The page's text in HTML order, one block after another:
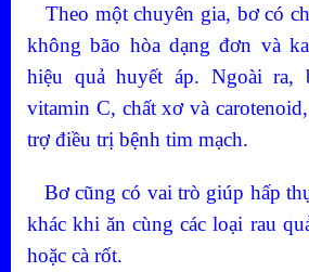
Theo một chuyên gia, bơ có
không bão hòa dạng đơn và
hiệu quả huyết áp. Ngoài ra,
vitamin C, chất xơ và
trợ điều trị bệnh tim mạch.
Bơ cũng có vai trò giúp hấp
khác khi ăn cùng các loại rau
hoặc cà rốt.